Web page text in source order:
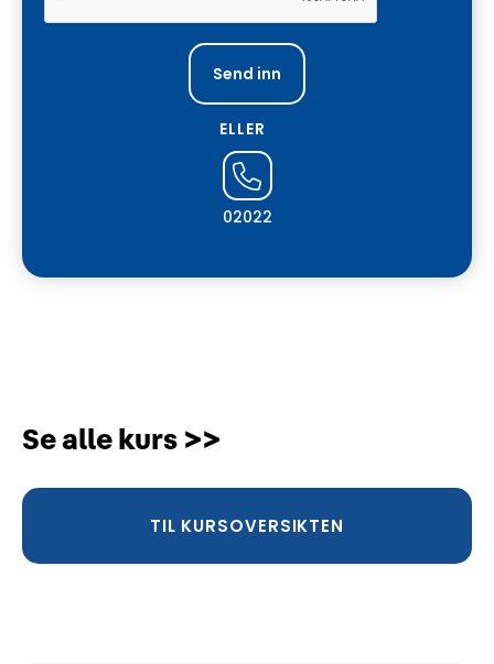
ELLER
02022
Se alle kurs >>
TIL KURSOVERSIKTEN